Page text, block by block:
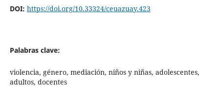
DOI: https://doi.org/10.33324/ceuazuay.423
Palabras clave:
violencia, género, mediación, niños y niñas, adolescentes,
adultos, docentes